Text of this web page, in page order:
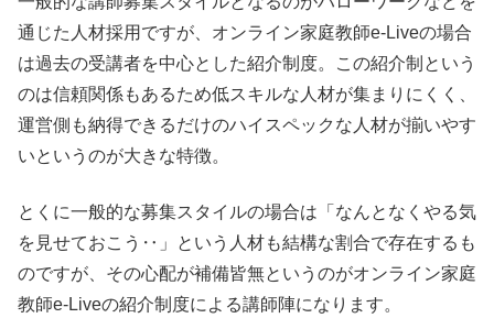
通じた人材採用ですが、オンライン家庭教師e-Liveの場合
は過去の受講者を中心とした紹介制度。この紹介制という
のは信頼関係もあるため低スキルな人材が集まりにくく、
運営側も納得できるだけのハイスペックな人材が揃いやす
いというのが大きな特徴。
とくに一般的な募集スタイルの場合は「なんとなくやる気
を見せておこう‥」という人材も結構な割合で存在するも
のですが、その心配が補備皆無というのがオンライン家庭
教師e-Liveの紹介制度による講師陣になります。